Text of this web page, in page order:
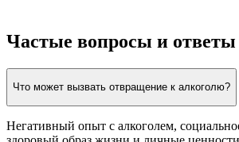
Частые вопросы и ответы
Что может вызвать отвращение к алкоголю?
Негативный опыт с алкоголем,